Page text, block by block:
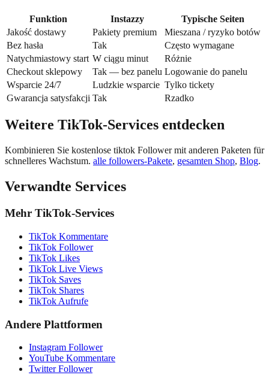
Funktion Instazzy
Typische Seiten
Jakość dostawy
Pakiety premium
Mieszana / ryzyko botów
Bez hasła
Tak
Często wymagane
Natychmiastowy start W ciągu minut
Różnie
Checkout sklepowy
Tak — bez panelu Logowanie do panelu
Wsparcie 24/7
Ludzkie wsparcie Tylko tickety
Gwarancja satysfakcji Tak Rzadko
Weitere TikTok-Services entdecken
Kombinieren Sie kostenlose tiktok Follower mit anderen Paketen für
schnelleres Wachstum. alle followers-Pakete, gesamten Shop, Blog.
Verwandte Services
Mehr TikTok-Services
TikTok Kommentare
TikTok Follower
TikTok Likes
TikTok Live Views
TikTok Saves
TikTok Shares
TikTok Aufrufe
Andere Plattformen
Instagram Follower
YouTube Kommentare
Twitter Follower